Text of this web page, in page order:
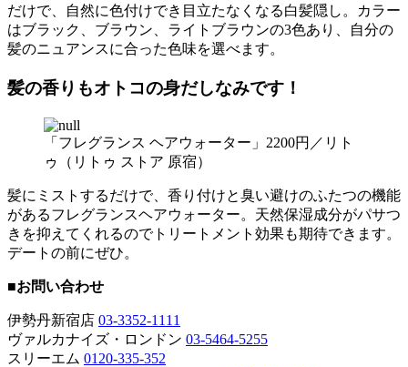
だけで、自然に色付けでき目立たなくなる白髪隠し。カラー
はブラック、ブラウン、ライトブラウンの3色あり、自分の
髪のニュアンスに合った色味を選べます。
髪の香りもオトコの身だしなみです！
「フレグランス ヘアウォーター」2200円／リト
ゥ（リトゥ ストア 原宿）
髪にミストするだけで、香り付けと臭い避けのふたつの機能
があるフレグランスヘアウォーター。天然保湿成分がパサつ
きを抑えてくれるのでトリートメント効果も期待できます。
デートの前にぜひ。
■お問い合わせ
伊勢丹新宿店 03-3352-1111
ヴァルカナイズ・ロンドン 03-5464-5255
スリーエム 0120-335-352